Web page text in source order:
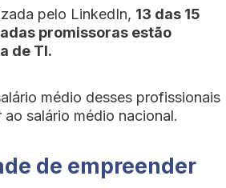
pelo LinkedIn, 13 das 15
promissoras estão
de TI.
médio desses profissionais
salário médio nacional.
de empreender